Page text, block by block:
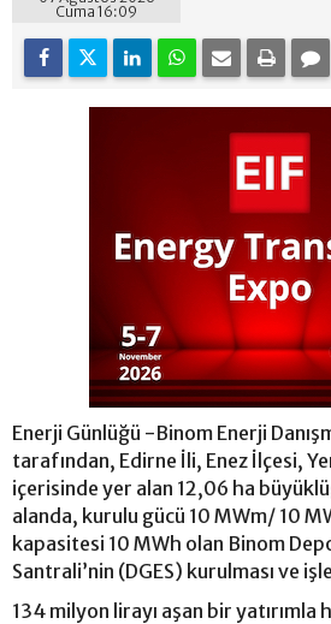
Cuma 16:09
Enerji Günlüğü -Binom Enerji
tarafından, Edirne İli, Enez İlçesi,
içerisinde yer alan 12,06 ha
alanda, kurulu gücü 10 MWm/ 10
kapasitesi 10 MWh olan Binom
Santrali’nin (DGES) kurulması ve
134 milyon lirayı aşan bir